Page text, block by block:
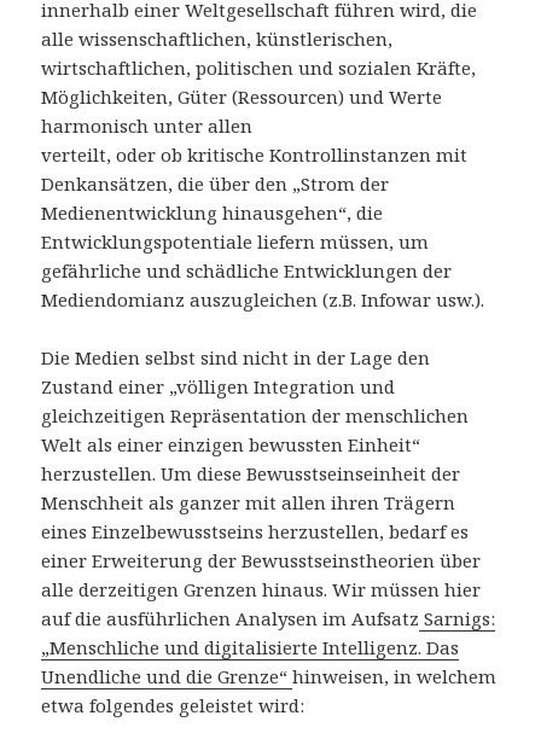
innerhalb einer Weltgesellschaft führen wird, die
alle wissenschaftlichen, künstlerischen,
wirtschaftlichen, politischen und sozialen Kräfte,
Möglichkeiten, Güter (Ressourcen) und Werte
harmonisch unter allen
verteilt, oder ob kritische Kontrollinstanzen mit
Denkansätzen, die über den „Strom der
Medienentwicklung hinausgehen“, die
Entwicklungspotentiale liefern müssen, um
gefährliche und schädliche Entwicklungen der
Mediendomianz auszugleichen (z.B. Infowar usw.).
Die Medien selbst sind nicht in der Lage den
Zustand einer „völligen Integration und
gleichzeitigen Repräsentation der menschlichen
Welt als einer einzigen bewussten Einheit“
herzustellen. Um diese Bewusstseinseinheit der
Menschheit als ganzer mit allen ihren Trägern
eines Einzelbewusstseins herzustellen, bedarf es
einer Erweiterung der Bewusstseinstheorien über
alle derzeitigen Grenzen hinaus. Wir müssen hier
auf die ausführlichen Analysen im Aufsatz Sarnigs:
„Menschliche und digitalisierte Intelligenz. Das
Unendliche und die Grenze“hinweisen, in welchem
etwa folgendes geleistet wird: